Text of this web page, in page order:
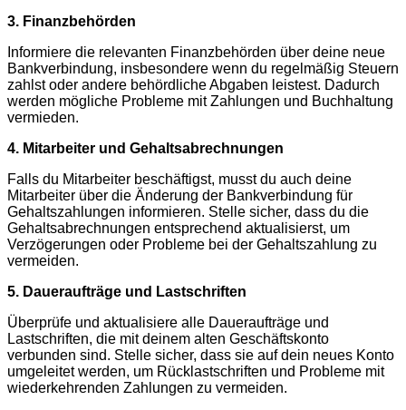
3. Finanzbehörden
Informiere die relevanten Finanzbehörden über deine neue
Bankverbindung, insbesondere wenn du regelmäßig Steuern
zahlst oder andere behördliche Abgaben leistest. Dadurch
werden mögliche Probleme mit Zahlungen und Buchhaltung
vermieden.
4. Mitarbeiter und Gehaltsabrechnungen
Falls du Mitarbeiter beschäftigst, musst du auch deine
Mitarbeiter über die Änderung der Bankverbindung für
Gehaltszahlungen informieren. Stelle sicher, dass du die
Gehaltsabrechnungen entsprechend aktualisierst, um
Verzögerungen oder Probleme bei der Gehaltszahlung zu
vermeiden.
5. Daueraufträge und Lastschriften
Überprüfe und aktualisiere alle Daueraufträge und
Lastschriften, die mit deinem alten Geschäftskonto
verbunden sind. Stelle sicher, dass sie auf dein neues Konto
umgeleitet werden, um Rücklastschriften und Probleme mit
wiederkehrenden Zahlungen zu vermeiden.